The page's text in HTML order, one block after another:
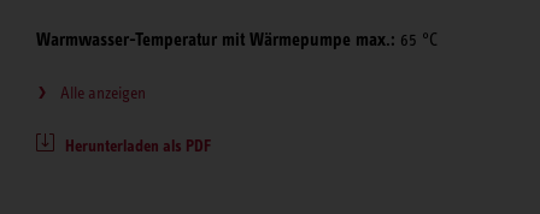
Warmwasser-Temperatur mit Wärmepumpe max.: 65 °C
Alle anzeigen
Herunterladen als PDF